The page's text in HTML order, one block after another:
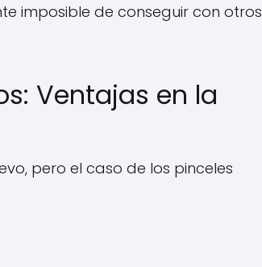
imposible de conseguir con otros
Ventajas en la
pero el caso de los pinceles